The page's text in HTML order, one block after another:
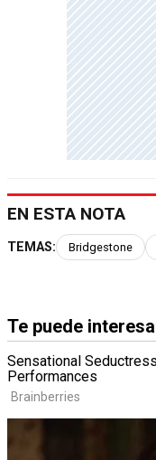
EN ESTA NOTA
TEMAS: Bridgestone